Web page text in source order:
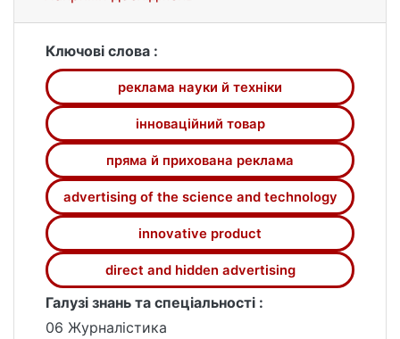
Ключові слова :
реклама науки й техніки
інноваційний товар
пряма й прихована реклама
advertising of the science and technology
innovative product
direct and hidden advertising
Галузі знань та спеціальності :
06 Журналістика